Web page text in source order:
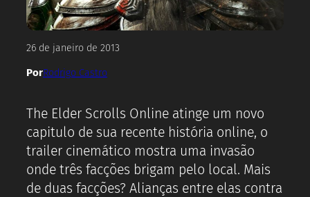
26 de janeiro de 2013
PorRodrigo Castro
The Elder Scrolls Online atinge um novo
capitulo de sua recente história online, o
trailer cinemático mostra uma invasão
onde três facções brigam pelo local. Mais
de duas facções? Alianças entre elas contra